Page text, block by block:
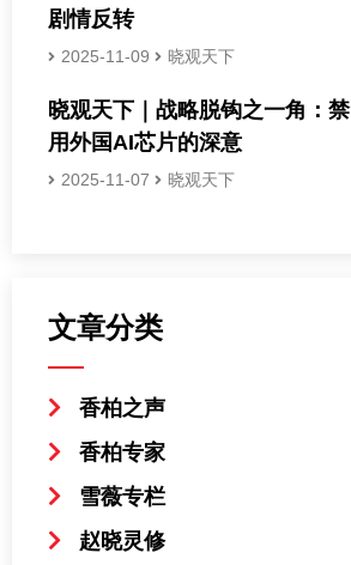
剧情反转
2025-11-09 晓观天下
晓观天下｜战略脱钩之一角：禁
用外国AI芯片的深意
2025-11-07 晓观天下
文章分类
香柏之声
香柏专家
雪薇专栏
赵晓灵修